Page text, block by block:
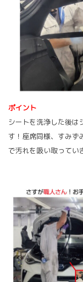
ポイント
シートを洗浄した後は
す！座席同様、すみず
で汚れを吸い取ってい